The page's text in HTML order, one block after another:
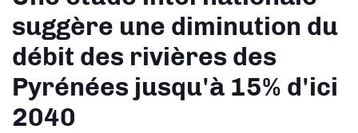
suggère une diminution du
débit des rivières des
Pyrénées jusqu'à 15% d'ici
2040